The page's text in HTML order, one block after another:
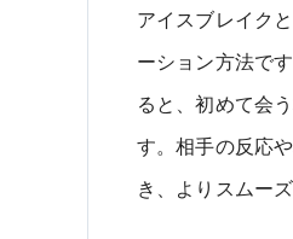
アイスブレイク
ーション方法で
ると、初めて会
す。相手の反応
き、よりスムー